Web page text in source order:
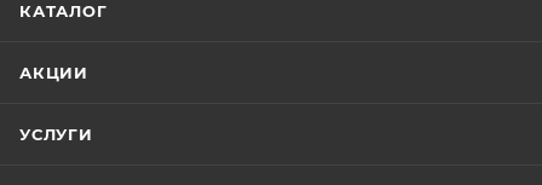
КАТАЛОГ
АКЦИИ
УСЛУГИ